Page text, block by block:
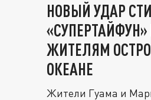
НОВЫЙ УДАР
«СУПЕРТАЙФУН»
ЖИТЕЛЯМ
ОКЕАНЕ
Жители Гуама и